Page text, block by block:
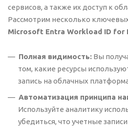
сервисов, а также их доступ к
Рассмотрим несколько
Microsoft Entra Workload ID for
Полная видимость: Вы
том, какие ресурсы
запись на облачных
Автоматизация принципа
Используйте аналитику
убедиться, что учетные